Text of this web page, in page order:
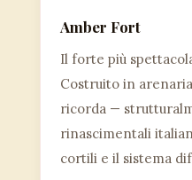
Amber Fort
Il forte più
Costruito in
ricorda —
rinascimentali
cortili e il sistema